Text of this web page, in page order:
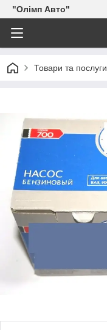
"Олімп Авто"
Товари та послуги